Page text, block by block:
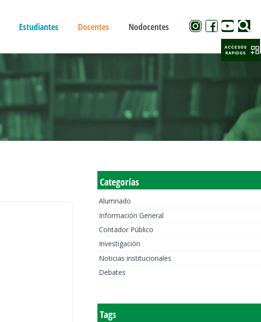
Estudiantes Docentes Nodocentes
Categorías
Alumnado
Información General
Contador Público
Investigación
Noticias institucionales
Debates
Tags
ACCESOS
RAPIDOS